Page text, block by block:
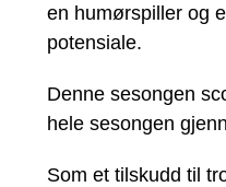
en humørspiller og
potensiale.
Denne sesongen
hele sesongen
Som et tilskudd til